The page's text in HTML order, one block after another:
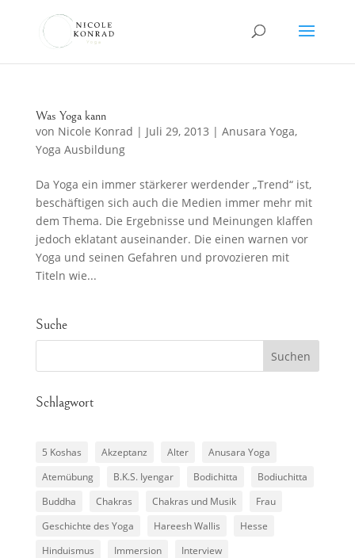
Was Yoga kann
von Nicole Konrad | Juli 29, 2013 | Anusara Yoga,
Yoga Ausbildung
Da Yoga ein immer stärkerer werdender „Trend“ ist,
beschäftigen sich auch die Medien immer mehr mit
dem Thema. Die Ergebnisse und Meinungen klaffen
jedoch eklatant auseinander. Die einen warnen vor
Yoga und seinen Gefahren und provozieren mit
Titeln wie...
Suche
Schlagwort
5 Koshas Akzeptanz Alter
Anusara Yoga
Atemübung
B.K.S. Iyengar Bodichitta
Bodiuchitta
Buddha
Chakras Chakras und Musik
Frau
Geschichte des Yoga
Hareesh Wallis
Hesse
Hinduismus
Immersion
Interview